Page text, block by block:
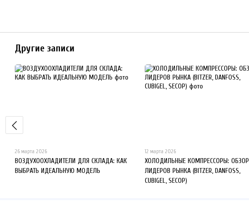
Другие записи
26 марта 2026
ВОЗДУХООХЛАДИТЕЛИ ДЛЯ СКЛАДА: КАК
ВЫБРАТЬ ИДЕАЛЬНУЮ МОДЕЛЬ
12 марта 2026
ХОЛОДИЛЬНЫЕ КОМПРЕССОРЫ: ОБЗОР
ЛИДЕРОВ РЫНКА (BITZER, DANFOSS,
CUBIGEL, SECOP)